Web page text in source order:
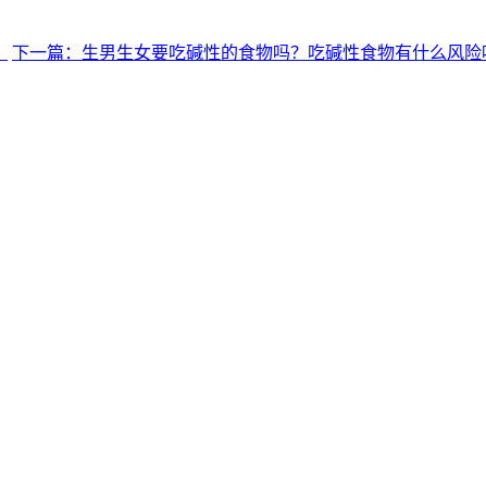
下一篇：生男生女要吃碱性的食物吗？吃碱性食物有什么风险